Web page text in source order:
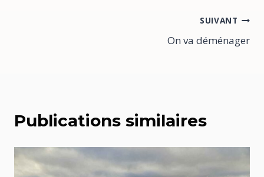
SUIVANT
On va déménager
Publications similaires